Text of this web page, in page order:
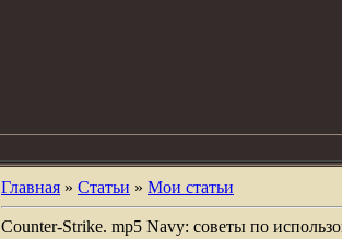
Главная » Статьи » Мои статьи
Counter-Strike. mp5 Navy: советы по